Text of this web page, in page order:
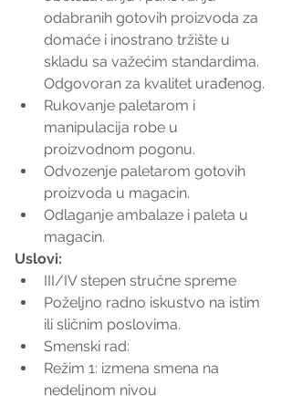
odabranih gotovih proizvoda za
domaće i inostrano tržište u
skladu sa važećim standardima.
Odgovoran za kvalitet urađenog.
Rukovanje paletarom i
manipulacija robe u
proizvodnom pogonu.
Odvozenje paletarom gotovih
proizvoda u magacin.
Odlaganje ambalaze i paleta u
magacin.
Uslovi:
III/IV stepen stručne spreme
Poželjno radno iskustvo na istim
ili sličnim poslovima.
Smenski rad:
Režim 1: izmena smena na
nedeljnom nivou